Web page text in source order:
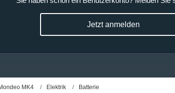
Jetzt anmelden
MK4 Elektrik Batterie